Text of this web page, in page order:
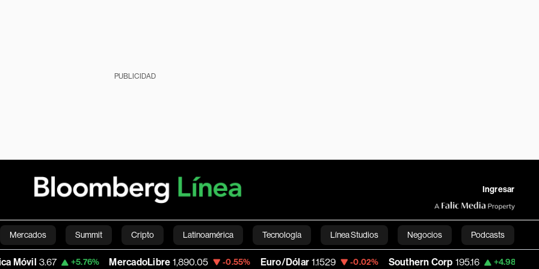
PUBLICIDAD
Ingresar
Mercados Summit Cripto Latinoamérica Tecnología Línea Studios Negocios Podcasts
Economía Estilo de vida Mundo Videos English
+5.76% MercadoLibre 1,890.05 -0.55% Euro/Dólar 1.1529 -0.02% Southern Corp 195.16 +4.98% Copa